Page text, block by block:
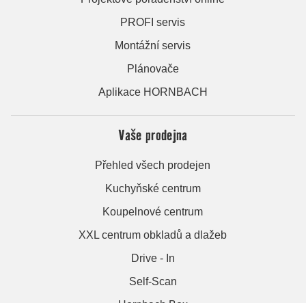
PROFI servis
Montážní servis
Plánovače
Aplikace HORNBACH
Vaše prodejna
Přehled všech prodejen
Kuchyňské centrum
Koupelnové centrum
XXL centrum obkladů a dlažeb
Drive - In
Self-Scan